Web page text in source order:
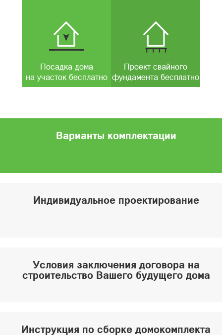
Посадка дома
на участок бесплатно
Проект свайного
фундамента бесплатно
Варианты комплектации
Индивидуальное проектирование
Условия заключения договора на
строительство Вашего будущего дома
Инструкция по сборке домокомплекта